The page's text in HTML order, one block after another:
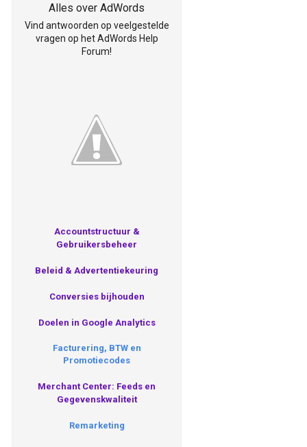
Alles over AdWords
Vind antwoorden op veelgestelde
vragen op het AdWords Help
Forum!
Accountstructuur &
Gebruikersbeheer
Beleid & Advertentiekeuring
Conversies bijhouden
Doelen in Google Analytics
Facturering, BTW en
Promotiecodes
Merchant Center: Feeds en
Gegevenskwaliteit
Remarketing